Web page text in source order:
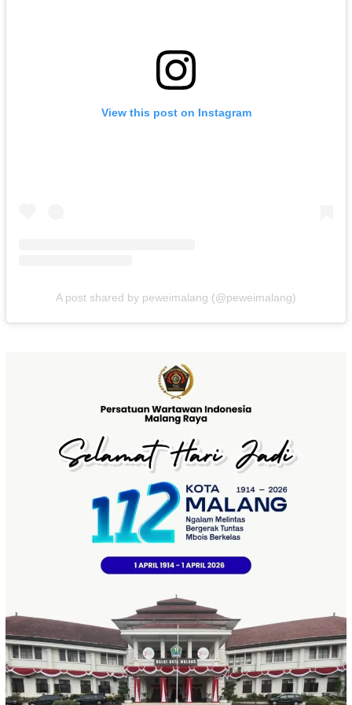
View this post on Instagram
A post shared by peweimalang (@peweimalang)